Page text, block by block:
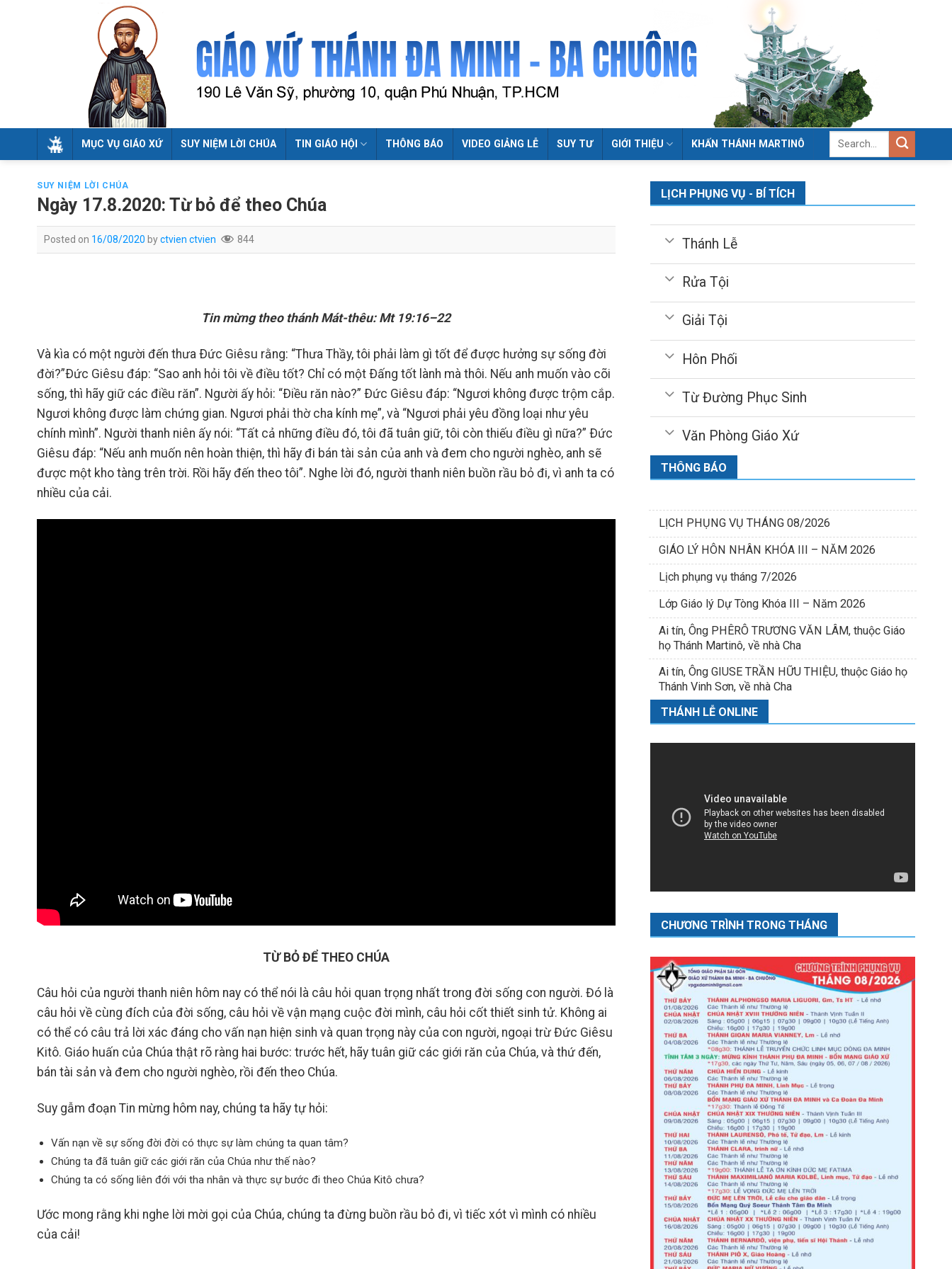
MỤC VỤ GIÁO XỨ SUY NIỆM LỜI CHÚA TIN GIÁO HỘI THÔNG BÁO VIDEO GIẢNG LỄ SUY TƯ GIỚI THIỆU KHẤN THÁNH MARTINÔ
SUY NIỆM LỜI CHÚA
Ngày 17.8.2020: Từ bỏ để theo Chúa
Posted on 16/08/2020 byctvien ctvien 844
Tin mừng theo thánh Mát-thêu: Mt 19:16–22
Và kìa có một người đến thưa Ðức Giêsu rằng: “Thưa Thầy, tôi phải làm gì tốt để được hưởng sự sống đời
đời?”Ðức Giêsu đáp: “Sao anh hỏi tôi về điều tốt? Chỉ có một Ðấng tốt lành mà thôi. Nếu anh muốn vào cõi
sống, thì hãy giữ các điều răn”. Người ấy hỏi: “Ðiều răn nào?” Ðức Giêsu đáp: “Ngươi không được trộm cắp.
Ngươi không được làm chứng gian. Ngươi phải thờ cha kính mẹ”, và “Ngươi phải yêu đồng loại như yêu
chính mình”. Người thanh niên ấy nói: “Tất cả những điều đó, tôi đã tuân giữ, tôi còn thiếu điều gì nữa?” Ðức
Giêsu đáp: “Nếu anh muốn nên hoàn thiện, thì hãy đi bán tài sản của anh và đem cho người nghèo, anh sẽ
được một kho tàng trên trời. Rồi hãy đến theo tôi”. Nghe lời đó, người thanh niên buồn rầu bỏ đi, vì anh ta có
nhiều của cải.
TỪ BỎ ĐỂ THEO CHÚA
Câu hỏi của người thanh niên hôm nay có thể nói là câu hỏi quan trọng nhất trong đời sống con người. Đó là
câu hỏi về cùng đích của đời sống, câu hỏi về vận mạng cuộc đời mình, câu hỏi cốt thiết sinh tử. Không ai
có thể có câu trả lời xác đáng cho vấn nạn hiện sinh và quan trọng này của con người, ngoại trừ Đức Giêsu
Kitô. Giáo huấn của Chúa thật rõ ràng hai bước: trước hết, hãy tuân giữ các giới răn của Chúa, và thứ đến,
bán tài sản và đem cho người nghèo, rồi đến theo Chúa.
Suy gẫm đoạn Tin mừng hôm nay, chúng ta hãy tự hỏi:
Vấn nạn về sự sống đời đời có thực sự làm chúng ta quan tâm?
Chúng ta đã tuân giữ các giới răn của Chúa như thế nào?
Chúng ta có sống liên đới với tha nhân và thực sự bước đi theo Chúa Kitô chưa?
Ước mong rằng khi nghe lời mời gọi của Chúa, chúng ta đừng buồn rầu bỏ đi, vì tiếc xót vì mình có nhiều
của cải!
LỊCH PHỤNG VỤ - BÍ TÍCH
Thánh Lễ
Rửa Tội
Giải Tội
Hôn Phối
Từ Đường Phục Sinh
Văn Phòng Giáo Xứ
THÔNG BÁO
LỊCH PHỤNG VỤ THÁNG 08/2026
GIÁO LÝ HÔN NHÂN KHÓA III – NĂM 2026
Lịch phụng vụ tháng 7/2026
Lớp Giáo lý Dự Tòng Khóa III – Năm 2026
Ai tín, Ông PHÊRÔ TRƯƠNG VĂN LÂM, thuộc Giáo
họ Thánh Martinô, về nhà Cha
Ai tín, Ông GIUSE TRẦN HỮU THIỆU, thuộc Giáo họ
Thánh Vinh Sơn, về nhà Cha
THÁNH LỄ ONLINE
CHƯƠNG TRÌNH TRONG THÁNG